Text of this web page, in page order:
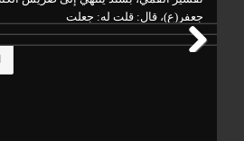
جعفر(ع)، قال: قلت له: جعلت